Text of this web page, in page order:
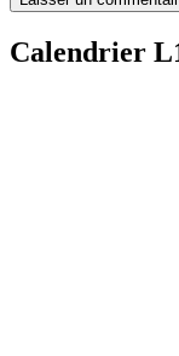
Calendrier